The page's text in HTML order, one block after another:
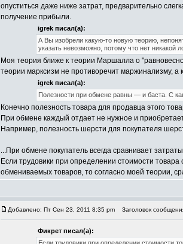
опуститься даже ниже затрат, предварительно
получение прибыли.
igrek писал(а):
А Вы изобрели какую-то новую теорию,
указать невозможно, потому что нет никакой
Моя теория ближе к теории Маршалла о
теории марксизм не противоречит маржинализму, а
igrek писал(а):
Полезности при обмене равны — и баста. С
Конечно полезность товара для продавца этого
При обмене каждый отдает не нужное и
Например, полезность шерсти для покупателя
...При обмене покупатель всегда сравнивает
Если трудовики при определении стоимости
обмениваемых товаров, то согласно моей теории,
Добавлено: Пт Сен 23, 2011 8:35 pm Заголовок
Фикрет писал(а):